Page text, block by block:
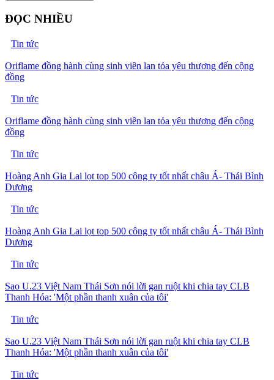
ĐỌC NHIỀU
Tin tức
Oriflame đồng hành cùng sinh viên lan tỏa yêu thương đến cộng
đồng
Tin tức
Oriflame đồng hành cùng sinh viên lan tỏa yêu thương đến cộng
đồng
Tin tức
Hoàng Anh Gia Lai lọt top 500 công ty tốt nhất châu Á- Thái Bình
Dương
Tin tức
Hoàng Anh Gia Lai lọt top 500 công ty tốt nhất châu Á- Thái Bình
Dương
Tin tức
Sao U.23 Việt Nam Thái Sơn nói lời gan ruột khi chia tay CLB
Thanh Hóa: 'Một phần thanh xuân của tôi'
Tin tức
Sao U.23 Việt Nam Thái Sơn nói lời gan ruột khi chia tay CLB
Thanh Hóa: 'Một phần thanh xuân của tôi'
Tin tức